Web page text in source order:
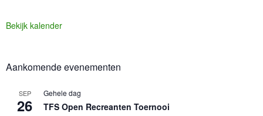
Bekijk kalender
Aankomende evenementen
SEP
26
Gehele dag
TFS Open Recreanten Toernooi